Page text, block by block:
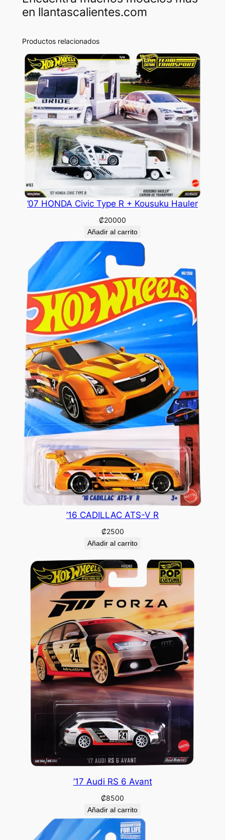
en llantascalientes.com
Productos relacionados
’07 HONDA Civic Type R + Kousuku Hauler
₡20000
Añadir al carrito
’16 CADILLAC ATS-V R
₡2500
Añadir al carrito
’17 Audi RS 6 Avant
₡8500
Añadir al carrito